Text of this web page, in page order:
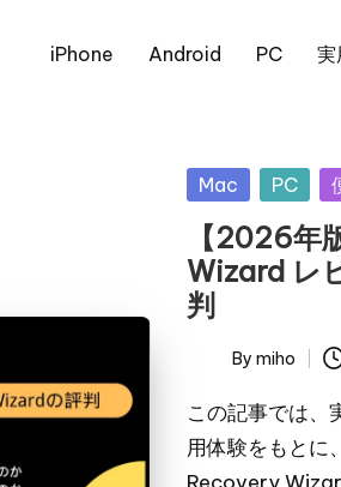
iPhone Android PC
Posted
Mac PC
【2026年
Wizard レ
判
Posted
By miho
この記事では、
用体験をもとに